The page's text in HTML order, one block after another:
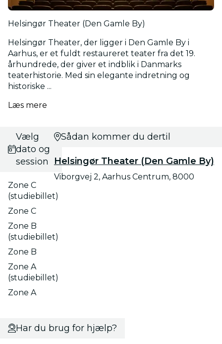
Helsingør Theater (Den Gamle By)
Helsingør Theater, der ligger i Den Gamle By i
Aarhus, er et fuldt restaureret teater fra det 19.
århundrede, der giver et indblik i Danmarks
teaterhistorie. Med sin elegante indretning og
historiske ...
Læs mere
Vælg
dato og
session
Zone C
(studiebillet)
Zone C
Zone B
(studiebillet)
Zone B
Zone A
(studiebillet)
Zone A
Sådan kommer du dertil
Helsingør Theater (Den Gamle By)
Viborgvej 2, Aarhus Centrum, 8000
Har du brug for hjælp?